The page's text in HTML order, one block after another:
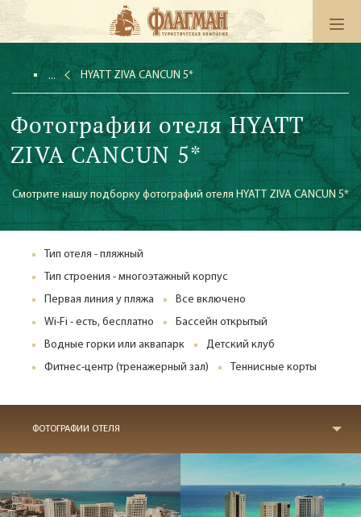
HYATT ZIVA CANCUN 5*
Фотографии отеля HYATT
ZIVA CANCUN 5*
Смотрите нашу подборку фотографий отеля HYATT ZIVA CANCUN 5*
Тип отеля - пляжный
Тип строения - многоэтажный корпус
Первая линия у пляжа
Все включено
Wi-Fi - есть, бесплатно
Бассейн открытый
Водные горки или аквапарк
Детский клуб
Фитнес-центр (тренажерный зал)
Теннисные корты
ФОТОГРАФИИ ОТЕЛЯ